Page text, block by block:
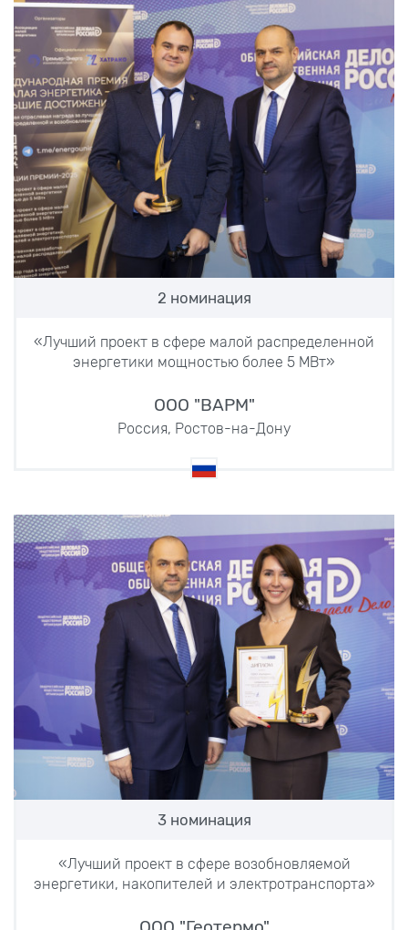
2 номинация
«Лучший проект в сфере малой распределенной
энергетики мощностью более 5 МВт»
ООО "ВАРМ"
Россия, Ростов-на-Дону
3 номинация
«Лучший проект в сфере возобновляемой
энергетики, накопителей и электротранспорта»